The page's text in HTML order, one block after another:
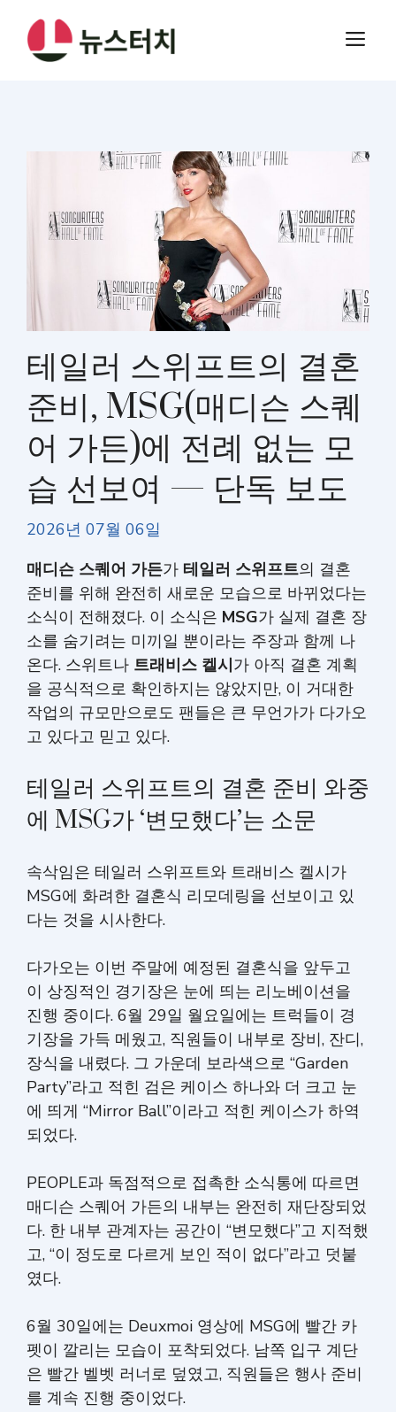
메
테일러 스위프트의 결혼
준비, MSG(매디슨 스퀘
어 가든)에 전례 없는 모
습 선보여 — 단독 보도
2026년 07월 06일
매디슨 스퀘어 가든가 테일러 스위프트의 결혼
준비를 위해 완전히 새로운 모습으로 바뀌었다는
소식이 전해졌다. 이 소식은 MSG가 실제 결혼 장
소를 숨기려는 미끼일 뿐이라는 주장과 함께 나
온다. 스위트나 트래비스 켈시가 아직 결혼 계획
을 공식적으로 확인하지는 않았지만, 이 거대한
작업의 규모만으로도 팬들은 큰 무언가가 다가오
고 있다고 믿고 있다.
테일러 스위프트의 결혼 준비 와중
에 MSG가 ‘변모했다’는 소문
속삭임은 테일러 스위프트와 트래비스 켈시가
MSG에 화려한 결혼식 리모데링을 선보이고 있
다는 것을 시사한다.
다가오는 이번 주말에 예정된 결혼식을 앞두고
이 상징적인 경기장은 눈에 띄는 리노베이션을
진행 중이다. 6월 29일 월요일에는 트럭들이 경
기장을 가득 메웠고, 직원들이 내부로 장비, 잔디,
장식을 내렸다. 그 가운데 보라색으로 “Garden
Party”라고 적힌 검은 케이스 하나와 더 크고 눈
에 띄게 “Mirror Ball”이라고 적힌 케이스가 하역
되었다.
PEOPLE과 독점적으로 접촉한 소식통에 따르면
매디슨 스퀘어 가든의 내부는 완전히 재단장되었
다. 한 내부 관계자는 공간이 “변모했다”고 지적했
고, “이 정도로 다르게 보인 적이 없다”라고 덧붙
였다.
6월 30일에는 Deuxmoi 영상에 MSG에 빨간 카
펫이 깔리는 모습이 포착되었다. 남쪽 입구 계단
은 빨간 벨벳 러너로 덮였고, 직원들은 행사 준비
를 계속 진행 중이었다.